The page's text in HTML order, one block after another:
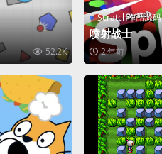
52.2K
Scratch作品源码
喷射战士
2 年前